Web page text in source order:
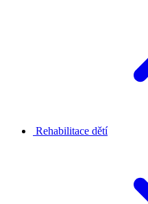
Rehabilitace dětí